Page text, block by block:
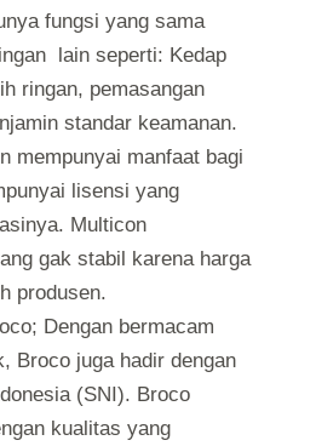
fungsi yang sama
lain seperti: Kedap
ringan, pemasangan
standar keamanan.
mempunyai manfaat bagi
lisensi yang
Multicon
gak stabil karena harga
produsen.
Dengan bermacam
Broco juga hadir dengan
(SNI). Broco
kualitas yang